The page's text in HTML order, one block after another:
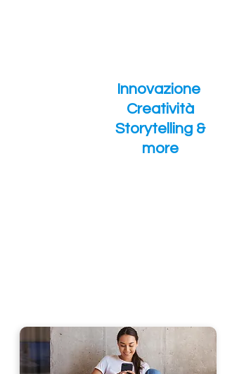
​Innovazione
Creatività
Storytelling &
more